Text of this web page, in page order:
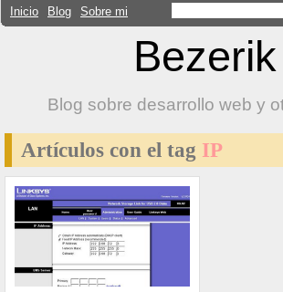
Bezerik
Blog sobre desarrollo web y
Inicio Blog Sobre mi
Artículos con el tag IP